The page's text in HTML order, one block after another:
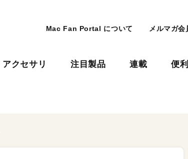
Mac Fan Portal について メルマガ会
アクセサリ 注目製品 連載 便